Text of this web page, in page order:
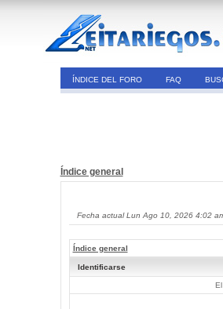
ÍNDICE DEL FORO FAQ
Índice general
Fecha actual Lun Ago 10, 2026 4:02
Índice general
Identificarse